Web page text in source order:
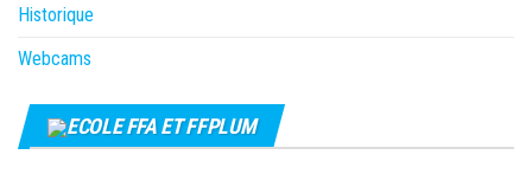
Historique
Webcams
ECOLE FFA ET FFPLUM